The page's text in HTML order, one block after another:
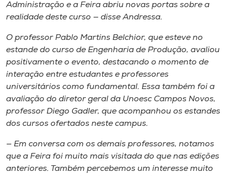
Administração e a Feira abriu novas portas sobre a
realidade deste curso — disse Andressa.
O professor Pablo Martins Belchior, que esteve no
estande do curso de Engenharia de Produção, avaliou
positivamente o evento, destacando o momento de
interação entre estudantes e professores
universitários como fundamental. Essa também foi a
avaliação do diretor geral da Unoesc Campos Novos,
professor Diego Gadler, que acompanhou os estandes
dos cursos ofertados neste campus.
— Em conversa com os demais professores, notamos
que a Feira foi muito mais visitada do que nas edições
anteriores. Também percebemos um interesse muito